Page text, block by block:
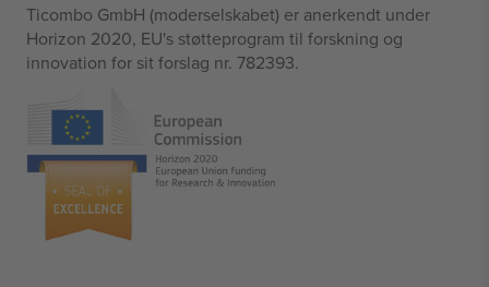
Ticombo GmbH (moderselskabet) er anerkendt under
Horizon 2020, EU's støtteprogram til forskning og
innovation for sit forslag nr. 782393.